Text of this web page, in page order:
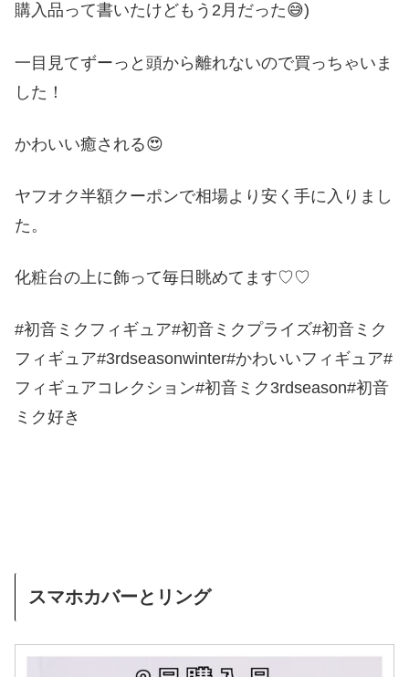
購入品って書いたけどもう2月だった😅)
一目見てずーっと頭から離れないので買っちゃいま
した！
かわいい癒される😍
ヤフオク半額クーポンで相場より安く手に入りまし
た。
化粧台の上に飾って毎日眺めてます♡♡
#初音ミクフィギュア#初音ミクプライズ#初音ミク
フィギュア#3rdseasonwinter#かわいいフィギュア#
フィギュアコレクション#初音ミク3rdseason#初音
ミク好き
スマホカバーとリング